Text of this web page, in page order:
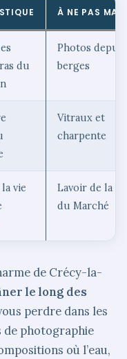
À NE PAS
du
Photos
berges
Vitraux et
charpente
vie
Lavoir de la
du Marché
de Crécy-la-
le long des
perdre dans les
de photographie
où l’eau,